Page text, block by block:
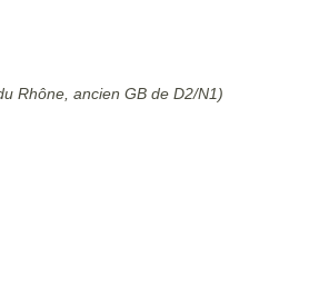
Rhône, ancien GB de D2/N1)